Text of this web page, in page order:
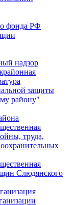
фонда РФ
надзор
защиты
району"
труда,
Слюдянского